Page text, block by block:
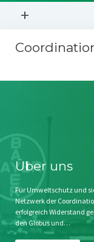
Menü
+
Mitmachen
Kontakt
Impressum
Störfälle
Stichwort BAYER
Jahrestagung
SPENDEN
Über uns
Für Umweltschutz und
Netzwerk der
erfolgreich Widerstand
den Globus und…